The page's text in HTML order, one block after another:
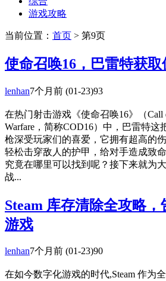
游戏攻略
当前位置： 首页 > 第9页
使命召唤16，巴雷特获
lenhan7个月前 (01-23)93
在热门射击游戏《使命召唤16》（Call
Warfare，简称COD16）中，巴雷特这
枪深受玩家们的喜爱，它拥有超高的
轻松击穿敌人的护甲，给对手造成致
究竟在哪里可以找到呢？接下来就为
战...
Steam 库存清除全攻略
游戏
lenhan7个月前 (01-23)90
在如今数字化游戏的时代,Steam 作为